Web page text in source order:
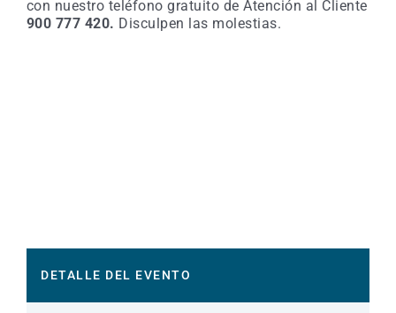
con nuestro teléfono gratuito de Atención al Cliente
900 777 420. Disculpen las molestias.
DETALLE DEL EVENTO